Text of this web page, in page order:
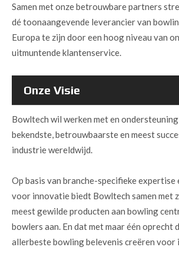
Samen met onze betrouwbare partners
dé toonaangevende leverancier van
Europa te zijn door een hoog niveau van
uitmuntende klantenservice.
Onze Visie
Bowltech wil werken met en ondersteuning
bekendste, betrouwbaarste en meest
industrie wereldwijd.
Op basis van branche-specifieke expertise
voor innovatie biedt Bowltech samen met
meest gewilde producten aan bowling
bowlers aan. En dat met maar één oprecht
allerbeste bowling belevenis creëren voor